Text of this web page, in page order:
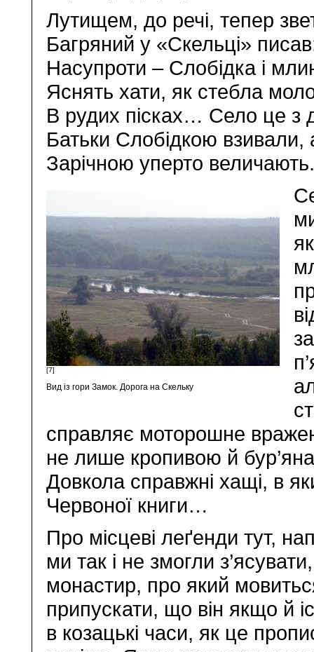
Лутищем, до речі, тепер
Багряний у «Скельці»
Насупроти – Слобідка і
Яснять хати, як стебла
В рудих пісках… Село це з
Батьки Слобідкою взивали,
Зарічною уперто
[7]
Вид із гори Замок. Дорога на Скельку
справляє моторошне
не лише кропивою й
Довкола справжні хащі, в
Червоної книги…
Про місцеві леґенди тут,
ми так і не змогли
монастир, про який
припускати, що він якщо й
в козацькі часи, як це